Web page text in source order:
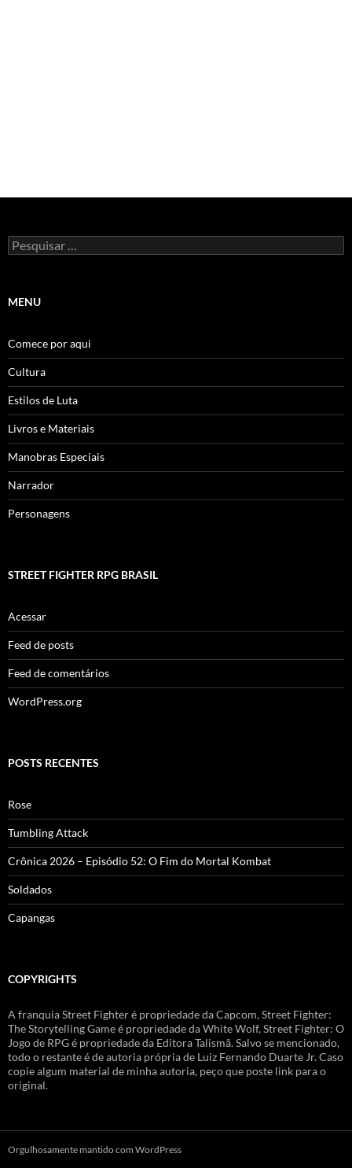
Pesquisar
por:
MENU
Comece por aqui
Cultura
Estilos de Luta
Livros e Materiais
Manobras Especiais
Narrador
Personagens
STREET FIGHTER RPG BRASIL
Acessar
Feed de posts
Feed de comentários
WordPress.org
POSTS RECENTES
Rose
Tumbling Attack
Crônica 2026 – Episódio 52: O Fim do Mortal Kombat
Soldados
Capangas
COPYRIGHTS
A franquia Street Fighter é propriedade da Capcom, Street Fighter:
The Storytelling Game é propriedade da White Wolf, Street Fighter: O
Jogo de RPG é propriedade da Editora Talismã. Salvo se mencionado,
todo o restante é de autoria própria de Luiz Fernando Duarte Jr. Caso
copie algum material de minha autoria, peço que poste link para o
original.
Orgulhosamente mantido com WordPress